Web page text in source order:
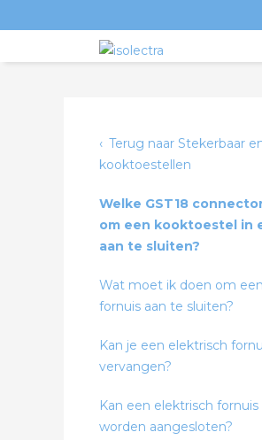
Terug naar Stekerbaar
kooktoestellen
Welke GST18
om een kooktoestel in
aan te sluiten?
Wat moet ik doen om
fornuis aan te sluiten?
Kan je een elektrisch
vervangen?
Kan een elektrisch fornuis
worden aangesloten?